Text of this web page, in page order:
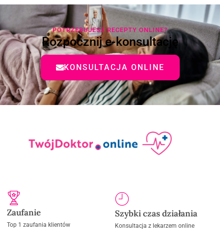
POTRZEBUJESZ RECEPTY ONLINE?
Rozpocznij e-konsultację
KONSULTACJA ONLINE
Zaufanie
Top 1 zaufania klientów
Szybki czas działania
Konsultacja z lekarzem online